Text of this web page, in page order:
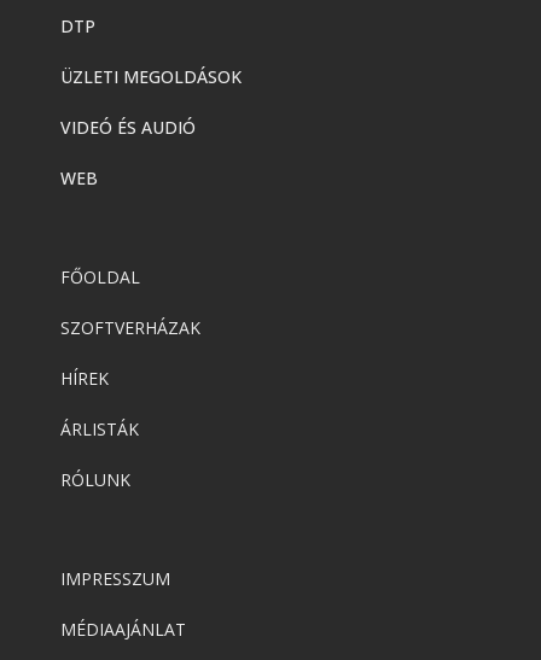
DTP
ÜZLETI MEGOLDÁSOK
VIDEÓ ÉS AUDIÓ
WEB
FŐOLDAL
SZOFTVERHÁZAK
HÍREK
ÁRLISTÁK
RÓLUNK
IMPRESSZUM
MÉDIAAJÁNLAT